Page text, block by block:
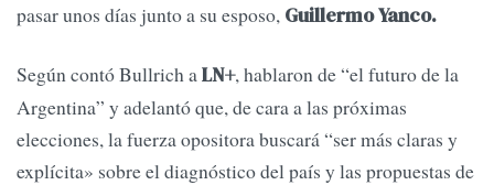
pasar unos días junto a su esposo, Guillermo Yanco.
Según contó Bullrich aLN+, hablaron de “el futuro de la
Argentina” y adelantó que, de cara a las próximas
elecciones, la fuerza opositora buscará “ser más claras y
explícita» sobre el diagnóstico del país y las propuestas de